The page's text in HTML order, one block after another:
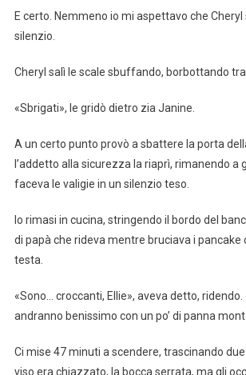
E certo. Nemmeno io mi aspettavo che Cheryl
silenzio.
Cheryl salì le scale sbuffando, borbottando tra
«Sbrigati», le gridò dietro zia Janine.
A un certo punto provò a sbattere la porta
l’addetto alla sicurezza la riaprì, rimanendo a
faceva le valigie in un silenzio teso.
Io rimasi in cucina, stringendo il bordo del
di papà che rideva mentre bruciava i pancake
testa.
«Sono… croccanti, Ellie», aveva detto, ridendo.
andranno benissimo con un po’ di panna
Ci mise 47 minuti a scendere, trascinando due
viso era chiazzato, la bocca serrata, ma gli